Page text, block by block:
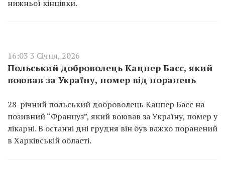
нижньої кінцівки.
16:03 3 Січня, 2026
Польський доброволець Кацпер Басс, який
воював за Україну, помер від поранень
28-річний польський доброволець Кацпер Басс на
позивний “Француз”, який воював за Україну, помер у
лікарні. В останні дні грудня він був важко поранений
в Харківській області.